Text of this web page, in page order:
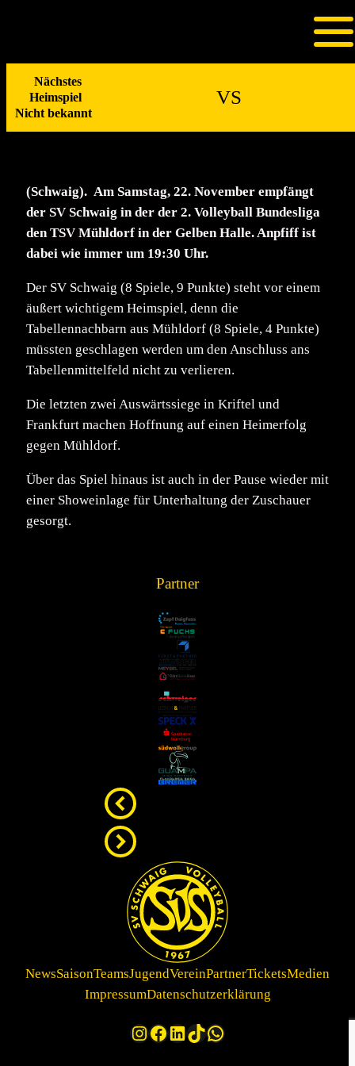
Nächstes
Heimspiel
Nicht bekannt
VS
Gelben Halle
Nov. 20, 2025
(Schwaig). Am Samstag, 22. November empfängt
der SV Schwaig in der der 2. Volleyball Bundesliga
den TSV Mühldorf in der Gelben Halle. Anpfiff ist
dabei wie immer um 19:30 Uhr.
Der SV Schwaig (8 Spiele, 9 Punkte) steht vor einem
äußert wichtigem Heimspiel, denn die
Tabellennachbarn aus Mühldorf (8 Spiele, 4 Punkte)
müssten geschlagen werden um den Anschluss ans
Tabellenmittelfeld nicht zu verlieren.
Die letzten zwei Auswärtssiege in Kriftel und
Frankfurt machen Hoffnung auf einen Heimerfolg
gegen Mühldorf.
Über das Spiel hinaus ist auch in der Pause wieder mit
einer Showeinlage für Unterhaltung der Zuschauer
gesorgt.
Partner
NewsSaisonTeamsJugendVereinPartnerTicketsMedien
ImpressumDatenschutzerklärung
Instagram
Facebook
LinkedIn
TikTok
WhatsApp